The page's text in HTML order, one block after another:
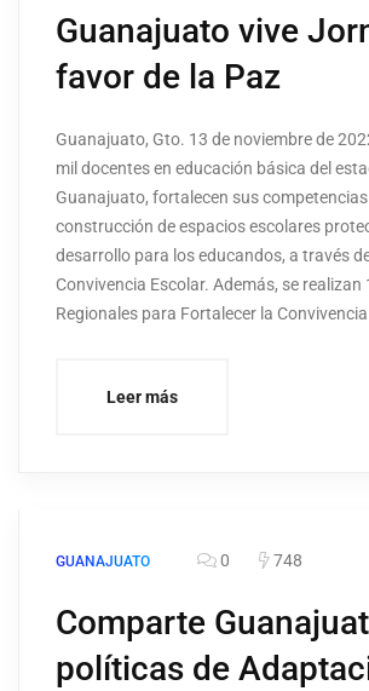
Guanajuato vive
favor de la Paz
Guanajuato, Gto. 13 de noviembre de
mil docentes en educación básica del
Guanajuato, fortalecen sus
construcción de espacios escolares
desarrollo para los educandos, a través
Convivencia Escolar. Además, se realizan
Regionales para Fortalecer la
Leer más
GUANAJUATO 0 748
Comparte
políticas de